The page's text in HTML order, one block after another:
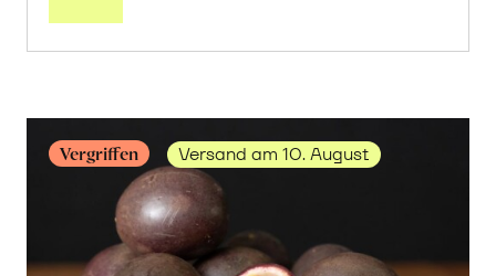
Vergriffen Versand am 10. August